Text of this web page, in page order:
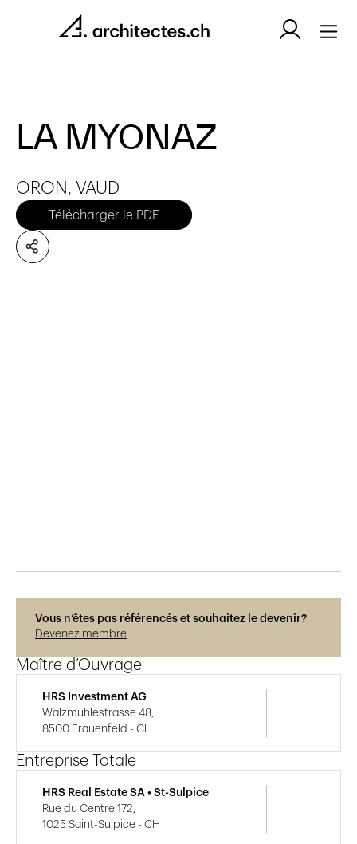
LA MYONAZ
ORON, VAUD
Télécharger le PDF
Vous n’êtes pas référencés et souhaitez le devenir?
Devenez membre
Maître d’Ouvrage
HRS Investment AG
Walzmühlestrasse 48,
8500 Frauenfeld - CH
Entreprise Totale
HRS Real Estate SA • St-Sulpice
Rue du Centre 172,
1025 Saint-Sulpice - CH